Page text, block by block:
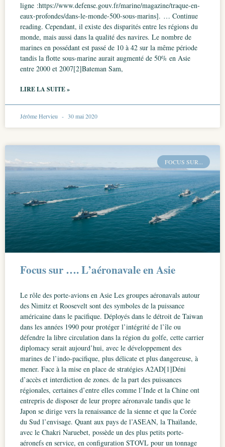
ligne :https://www.defense.gouv.fr/marine/magazine/traque-en-
eaux-profondes/dans-le-monde-500-sous-marins]. … Continue
reading. Cependant, il existe des disparités entre les régions du
monde, mais aussi dans la qualité des navires. Le nombre de
marines en possédant est passé de 10 à 42 sur la même période
tandis la flotte sous-marine aurait augmenté de 50% en Asie
entre 2000 et 2007[2]Bateman Sam,
LIRE LA SUITE »
Jérôme Hervieu 30 mai 2020
FOCUS SUR...
Focus sur …. L’aéronavale en Asie
Le rôle des porte-avions en Asie Les groupes aéronavals autour
des Nimitz et Roosevelt sont des symboles de la puissance
américaine dans le pacifique. Déployés dans le détroit de Taiwan
dans les années 1990 pour protéger l’intégrité de l’île ou
défendre la libre circulation dans la région du golfe, cette carrier
diplomacy serait aujourd’hui, avec le développement des
marines de l’indo-pacifique, plus délicate et plus dangereuse, à
mener. Face à la mise en place de stratégies A2AD[1]Déni
d’accès et interdiction de zones. de la part des puissances
régionales, certaines d’entre elles comme l’Inde et la Chine ont
entrepris de disposer de leur propre aéronavale tandis que le
Japon se dirige vers la renaissance de la sienne et que la Corée
du Sud l’envisage. Quant aux pays de l’ASEAN, la Thaïlande,
avec le Chakri Naruebet, possède un des plus petits porte-
aéronefs en service, en configuration STOVL pour un tonnage